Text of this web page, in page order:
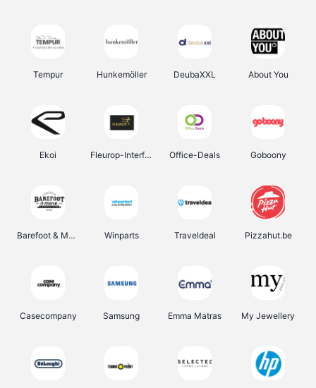
Tempur Hunkemöller DeubaXXL About You
Ekoi Fleurop-Interflora Office-Deals Goboony
Barefoot & More Winparts Traveldeal Pizzahut.be
Casecompany Samsung Emma Matras My Jewellery